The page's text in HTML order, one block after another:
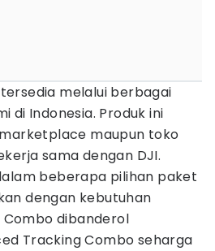
melalui berbagai
di Indonesia. Produk ini
maupun toko
sama dengan DJI.
beberapa pilihan paket
dengan kebutuhan
dibanderol
Tracking Combo seharga